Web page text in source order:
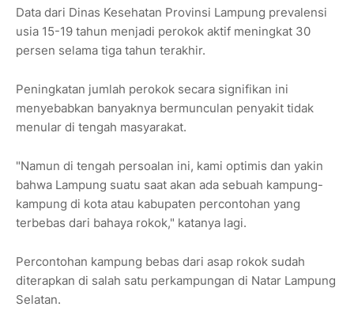
Data dari Dinas Kesehatan Provinsi Lampung prevalensi
usia 15-19 tahun menjadi perokok aktif meningkat 30
persen selama tiga tahun terakhir.
Peningkatan jumlah perokok secara signifikan ini
menyebabkan banyaknya bermunculan penyakit tidak
menular di tengah masyarakat.
"Namun di tengah persoalan ini, kami optimis dan yakin
bahwa Lampung suatu saat akan ada sebuah kampung-
kampung di kota atau kabupaten percontohan yang
terbebas dari bahaya rokok," katanya lagi.
Percontohan kampung bebas dari asap rokok sudah
diterapkan di salah satu perkampungan di Natar Lampung
Selatan.